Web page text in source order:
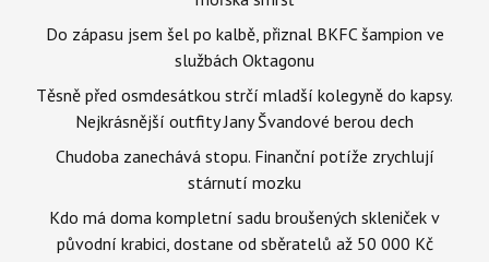
Do zápasu jsem šel po kalbě, přiznal BKFC šampion ve
službách Oktagonu
Těsně před osmdesátkou strčí mladší kolegyně do kapsy.
Nejkrásnější outfity Jany Švandové berou dech
Chudoba zanechává stopu. Finanční potíže zrychlují
stárnutí mozku
Kdo má doma kompletní sadu broušených skleniček v
původní krabici, dostane od sběratelů až 50 000 Kč